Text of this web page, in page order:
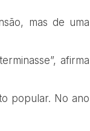
mas de uma
afirma
popular. No ano